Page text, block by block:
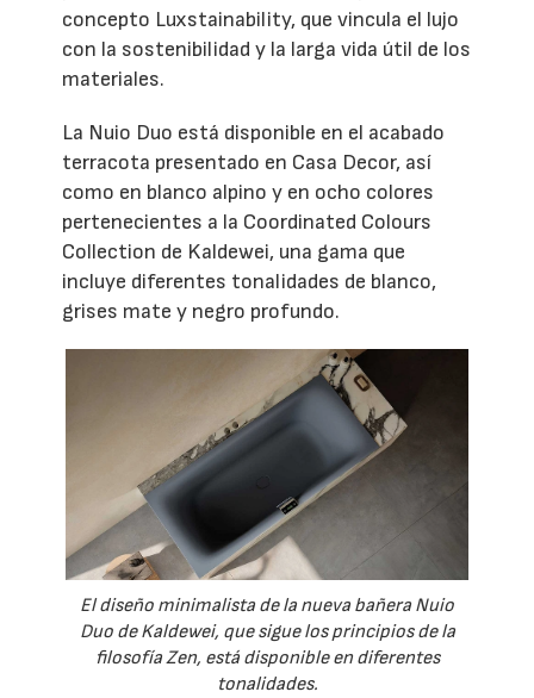
concepto Luxstainability, que vincula el lujo
con la sostenibilidad y la larga vida útil de los
materiales.
La Nuio Duo está disponible en el acabado
terracota presentado en Casa Decor, así
como en blanco alpino y en ocho colores
pertenecientes a la Coordinated Colours
Collection de Kaldewei, una gama que
incluye diferentes tonalidades de blanco,
grises mate y negro profundo.
El diseño minimalista de la nueva bañera Nuio
Duo de Kaldewei, que sigue los principios de la
filosofía Zen, está disponible en diferentes
tonalidades.